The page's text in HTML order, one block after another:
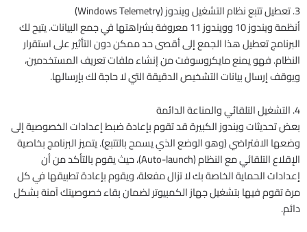
3. تعطيل تتبع نظام التشغيل ويندوز (Windows Telemetry)
أنظمة ويندوز 10 وويندوز 11 معروفة بشراهتها في جمع البيانات. يتيح لك
البرنامج تعطيل هذا الجمع إلى أقصى حد ممكن دون التأثير على استقرار
النظام. فهو يمنع مايكروسوفت من إنشاء ملفات تعريف المستخدمين،
ويوقف إرسال بيانات التشخيص الدقيقة التي لا حاجة لك بإرسالها.
4. التشغيل التلقائي والمناعة الدائمة
بعض تحديثات ويندوز الكبيرة قد تقوم بإعادة ضبط إعدادات الخصوصية إلى
وضعها الافتراضي (وهو الوضع الذي يسمح بالتتبع). يتميز البرنامج بخاصية
الإقلاع التلقائي مع النظام (Auto-launch)، حيث يقوم بالتأكد من أن
إعدادات الحماية الخاصة بك لا تزال مفعلة، ويقوم بإعادة تطبيقها في كل
مرة تقوم فيها بتشغيل جهاز الكمبيوتر لضمان بقاء خصوصيتك آمنة بشكل
دائم.